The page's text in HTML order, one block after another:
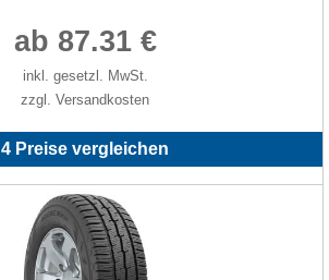
ab 87.31 €
inkl. gesetzl. MwSt.
zzgl. Versandkosten
4 Preise vergleichen